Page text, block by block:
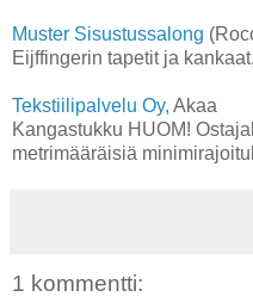
Muster Sisustussalong
Eijffingerin tapetit ja
Tekstiilipalvelu Oy, Akaa
Kangastukku HUOM!
metrimääräisiä
1 kommentti: